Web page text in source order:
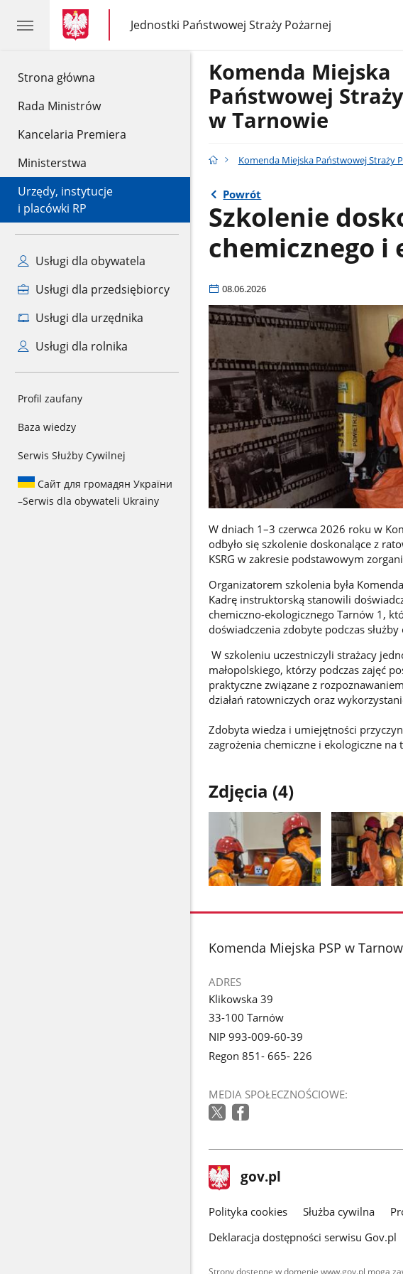
Strona główna
Rada Ministrów
Kancelaria Premiera
Ministerstwa
Urzędy, instytucje
i placówki RP
Usługi dla obywatela
Usługi dla przedsiębiorcy
Usługi dla urzędnika
Usługi dla rolnika
Profil zaufany
Baza wiedzy
Serwis Służby Cywilnej
Сайт для громадян України
–Serwis dla obywateli Ukrainy
gov.pl
gov.pl
Jednostki Państwowej Straży Pożarnej
gov.pl
Jednostki
Państwowej
Komenda Miejska
Państwowej
w Tarnowie
Komenda Miejska Państwowej Straży
Powrót
Szkolenie
chemicznego i
08.06.2026
W dniach 1–3 czerwca 2026 roku w
odbyło się szkolenie doskonalące z
KSRG w zakresie podstawowym
Organizatorem szkolenia była
Kadrę instruktorską stanowili
chemiczno-ekologicznego Tarnów 1,
doświadczenia zdobyte podczas
W szkoleniu uczestniczyli strażacy
małopolskiego, którzy podczas zajęć
praktyczne związane z
działań ratowniczych oraz
Zdobyta wiedza i umiejętności
zagrożenia chemiczne i ekologiczne
Zdjęcia (4)
galerii.
galerii.
stopka
Komenda Miejska PSP w
ADRES
Klikowska 39
33-100 Tarnów
NIP 993-009-60-39
Regon 851- 665- 226
MEDIA SPOŁECZNOŚCIOWE:
stopka
gov.pl Strona
gov.pl
gov.pl
Polityka cookies Służba cywilna
Deklaracja dostępności serwisu Gov.pl
Strony dostępne w domenie www.gov.pl mogą